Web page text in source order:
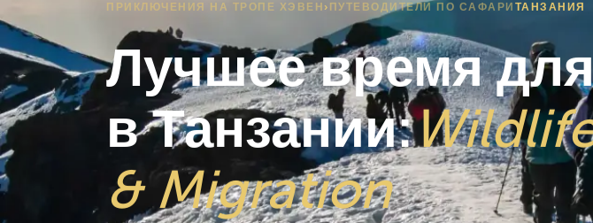
ПРИКЛЮЧЕНИЯ НА ТРОПЕ ХЭВЕН › ПУТЕВОДИТЕЛИ ПО САФАРИ ТАНЗАНИЯ
Лучшее время
в Танзании:
& Migration